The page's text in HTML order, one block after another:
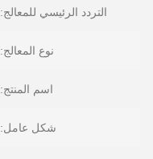
التردد الرئيسي للمعالج:
نوع المعالج:
اسم المنتج:
شكل عامل: